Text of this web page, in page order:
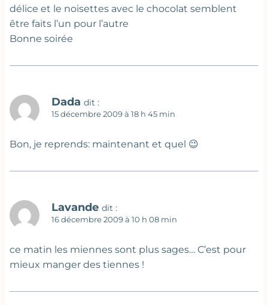
délice et le noisettes avec le chocolat semblent
être faits l’un pour l’autre
Bonne soirée
Dada dit :
15 décembre 2009 à 18 h 45 min
Bon, je reprends: maintenant et quel 😉
Lavande dit :
16 décembre 2009 à 10 h 08 min
ce matin les miennes sont plus sages… C’est pour
mieux manger des tiennes !